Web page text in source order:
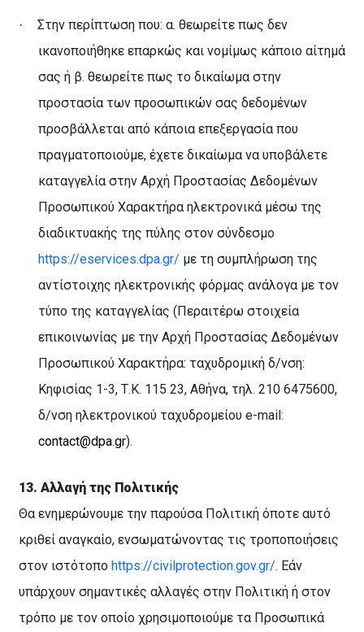
·
Στην περίπτωση που: α. θεωρείτε πως δεν
ικανοποιήθηκε επαρκώς και νομίμως κάποιο αίτημά
σας ή β. θεωρείτε πως το δικαίωμα στην
προστασία των προσωπικών σας δεδομένων
προσβάλλεται από κάποια επεξεργασία που
πραγματοποιούμε, έχετε δικαίωμα να υποβάλετε
καταγγελία στην Αρχή Προστασίας Δεδομένων
Προσωπικού Χαρακτήρα ηλεκτρονικά μέσω της
διαδικτυακής της πύλης στον σύνδεσμο
https://eservices.dpa.gr/ με τη συμπλήρωση της
αντίστοιχης ηλεκτρονικής φόρμας ανάλογα με τον
τύπο της καταγγελίας (Περαιτέρω στοιχεία
επικοινωνίας με την Αρχή Προστασίας Δεδομένων
Προσωπικού Χαρακτήρα: ταχυδρομική δ/νση:
Κηφισίας 1-3, Τ.Κ. 115 23, Αθήνα, τηλ. 210 6475600,
δ/νση ηλεκτρονικού ταχυδρομείου e-mail:
contact@dpa.gr).
13. Αλλαγή της Πολιτικής
Θα ενημερώνουμε την παρούσα Πολιτική όποτε αυτό
κριθεί αναγκαίο, ενσωματώνοντας τις τροποποιήσεις
στον ιστότοπο https://civilprotection.gov.gr/. Εάν
υπάρχουν σημαντικές αλλαγές στην Πολιτική ή στον
τρόπο με τον οποίο χρησιμοποιούμε τα Προσωπικά